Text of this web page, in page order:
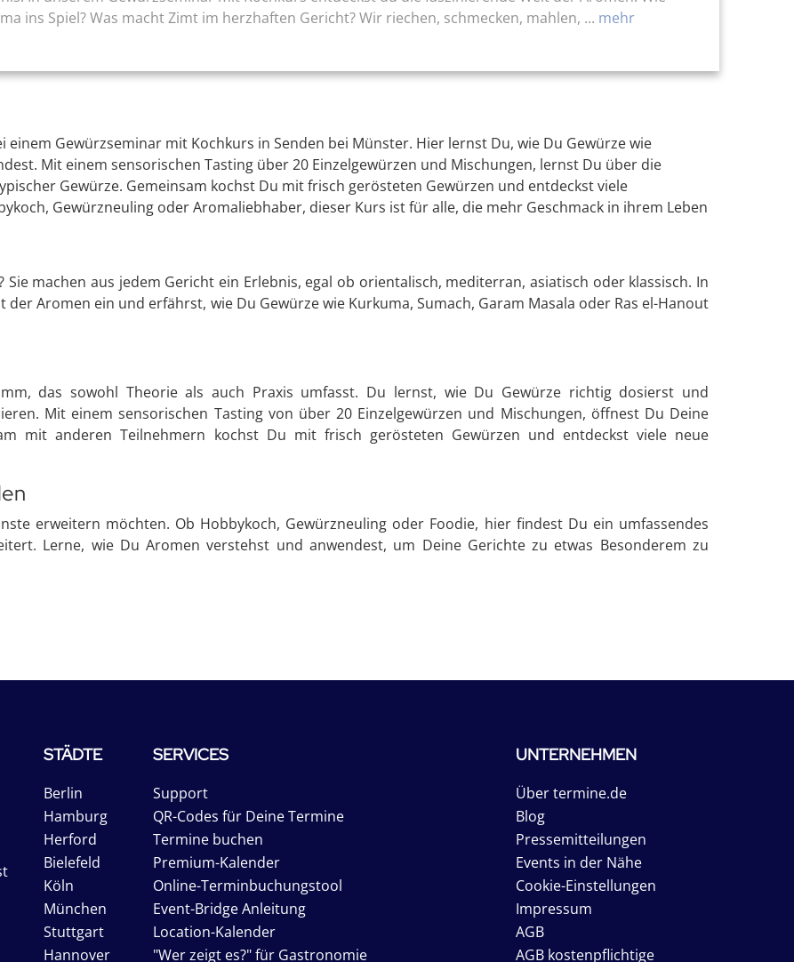
ins Spiel? Was macht Zimt im herzhaften Gericht? Wir riechen, schmecken, mahlen, ... mehr
Gewürzseminar mit Kochkurs in Senden bei Münster. Hier lernst Du, wie Du Gewürze wie
Mit einem sensorischen Tasting über 20 Einzelgewürzen und Mischungen, lernst Du über die
Gewürze. Gemeinsam kochst Du mit frisch gerösteten Gewürzen und entdeckst viele
Gewürzneuling oder Aromaliebhaber, dieser Kurs ist für alle, die mehr Geschmack in ihrem Leben
Sie machen aus jedem Gericht ein Erlebnis, egal ob orientalisch, mediterran, asiatisch oder klassisch. In
Aromen ein und erfährst, wie Du Gewürze wie Kurkuma, Sumach, Garam Masala oder Ras el-Hanout
das sowohl Theorie als auch Praxis umfasst. Du lernst, wie Du Gewürze richtig dosierst und
Mit einem sensorischen Tasting von über 20 Einzelgewürzen und Mischungen, öffnest Du Deine
mit anderen Teilnehmern kochst Du mit frisch gerösteten Gewürzen und entdeckst viele neue
erweitern möchten. Ob Hobbykoch, Gewürzneuling oder Foodie, hier findest Du ein umfassendes
Lerne, wie Du Aromen verstehst und anwendest, um Deine Gerichte zu etwas Besonderem zu
STÄDTE
Berlin
Hamburg
Herford
Bielefeld
Köln
München
Stuttgart
Hannover
SERVICES
Support
QR-Codes für Deine Termine
Termine buchen
Premium-Kalender
Online-Terminbuchungstool
Event-Bridge Anleitung
Location-Kalender
"Wer zeigt es?" für Gastronomie
UNTERNEHMEN
Über termine.de
Blog
Pressemitteilungen
Events in der Nähe
Cookie-Einstellungen
Impressum
AGB
AGB kostenpflichtige